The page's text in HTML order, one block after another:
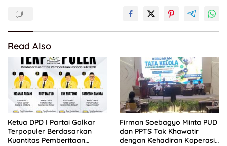
Read Also
Ketua DPD I Partai Golkar
Terpopuler Berdasarkan
Kuantitas Pemberitaan
Firman Soebagyo Minta PUD
dan PPTS Tak Khawatir
dengan Kehadiran Koperasi